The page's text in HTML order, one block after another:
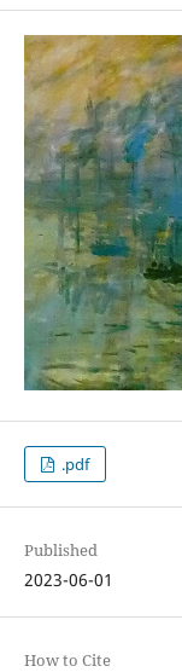
.pdf
Published
2023-06-01
How to Cite